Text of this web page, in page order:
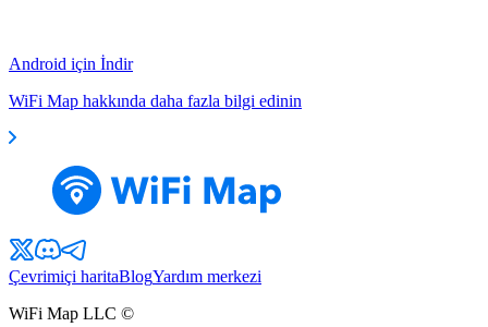
Android için İndir
WiFi Map hakkında daha fazla bilgi edinin
Çevrimiçi haritaBlogYardım merkezi
WiFi Map LLC ©